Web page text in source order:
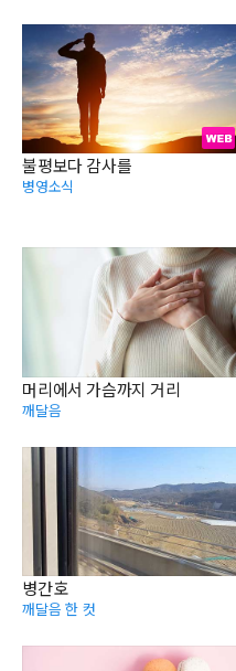
불평보다 감사를
병영소식
머리에서 가슴까지 거리
깨달음
병간호
깨달음 한 컷